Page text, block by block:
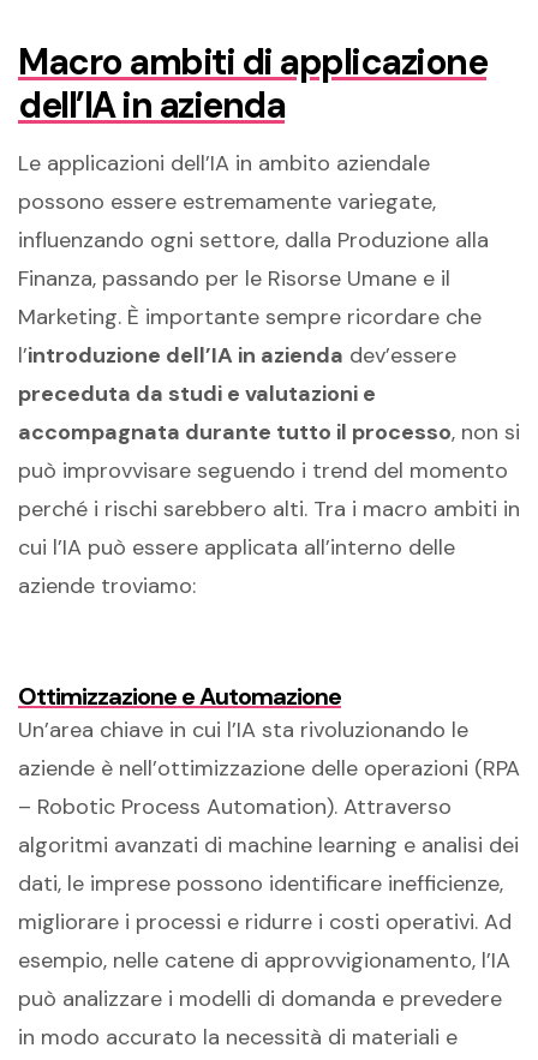
Macro ambiti di applicazione
dell’IA in azienda
Le applicazioni dell’IA in ambito aziendale
possono essere estremamente variegate,
influenzando ogni settore, dalla Produzione alla
Finanza, passando per le Risorse Umane e il
Marketing. È importante sempre ricordare che
l’introduzione dell’IA in azienda dev’essere
preceduta da studi e valutazioni e
accompagnata durante tutto il processo, non si
può improvvisare seguendo i trend del momento
perché i rischi sarebbero alti. Tra i macro ambiti in
cui l’IA può essere applicata all’interno delle
aziende troviamo:
Ottimizzazione e Automazione
Un’area chiave in cui l’IA sta rivoluzionando le
aziende è nell’ottimizzazione delle operazioni (RPA
– Robotic Process Automation). Attraverso
algoritmi avanzati di machine learning e analisi dei
dati, le imprese possono identificare inefficienze,
migliorare i processi e ridurre i costi operativi. Ad
esempio, nelle catene di approvvigionamento, l’IA
può analizzare i modelli di domanda e prevedere
in modo accurato la necessità di materiali e